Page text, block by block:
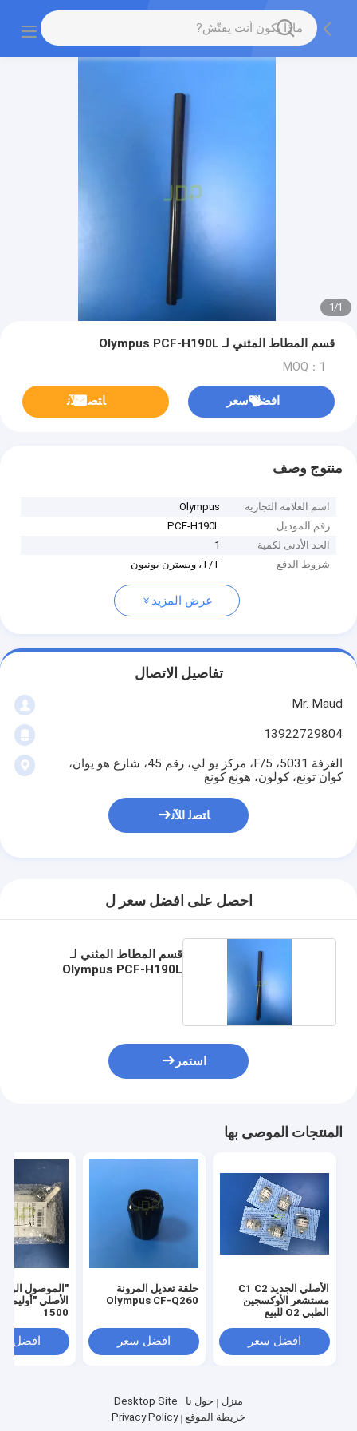
1
/
1
قسم المطاط المثني لـ Olympus PCF-H190L
MOQ：1
افضل سعر ﺎﺘﺼﻟ ﺍﻶﻧ
منتوج وصف
اسم العلامة التجارية
Olympus
رقم الموديل
PCF-H190L
الحد الأدنى لكمية
1
شروط الدفع
T/T، ويسترن يونيون
عرض المزيد
تفاصيل الاتصال
Mr. Maud
13922729804
الغرفة 5031، 5/F، مركز يو لي، رقم 45، شارع هو يوان،
كوان تونغ، كولون، هونغ كونغ
ﺎﺘﺼﻟ ﺍﻶﻧ
احصل على افضل سعر ل
قسم المطاط المثني لـ
Olympus PCF-H190L
استمر
المنتجات الموصى بها
الأصلي الجديد C1 C2
مستشعر الأوكسجين
الطبي O2 للبيع
افضل سعر
حلقة تعديل المرونة
Olympus CF-Q260
افضل سعر
"الموصول
1500
افضل
منزل حول نا
Desktop Site
خريطة الموقع
Privacy Policy